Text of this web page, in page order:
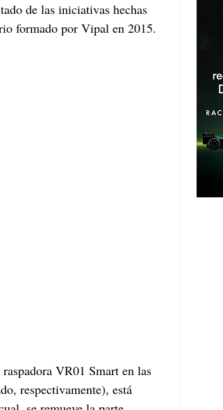
de las iniciativas hechas
formado por Vipal en 2015.
VR01 Smart en las
respectivamente), está